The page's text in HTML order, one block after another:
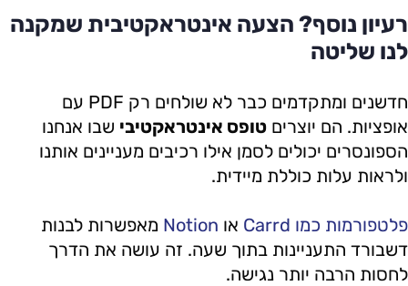
רעיון נוסף? הצעה אינטראקטיבית שמקנה
לנו שליטה
חדשנים ומתקדמים כבר לא שולחים רק PDF עם
אופציות. הם יוצרים טופס אינטראקטיבי שבו אנחנו
הספונסרים יכולים לסמן אילו רכיבים מעניינים אותנו
ולראות עלות כוללת מיידית.
פלטפורמות כמו Carrd או Notion מאפשרות לבנות
דשבורד התעניינות בתוך שעה. זה עושה את הדרך
לחסות הרבה יותר נגישה.